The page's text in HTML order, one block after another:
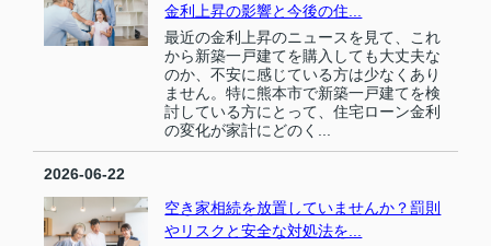
金利上昇の影響と今後の住...
最近の金利上昇のニュースを見て、これ
から新築一戸建てを購入しても大丈夫な
のか、不安に感じている方は少なくあり
ません。特に熊本市で新築一戸建てを検
討している方にとって、住宅ローン金利
の変化が家計にどのく...
2026-06-22
空き家相続を放置していませんか？罰則
やリスクと安全な対処法を...